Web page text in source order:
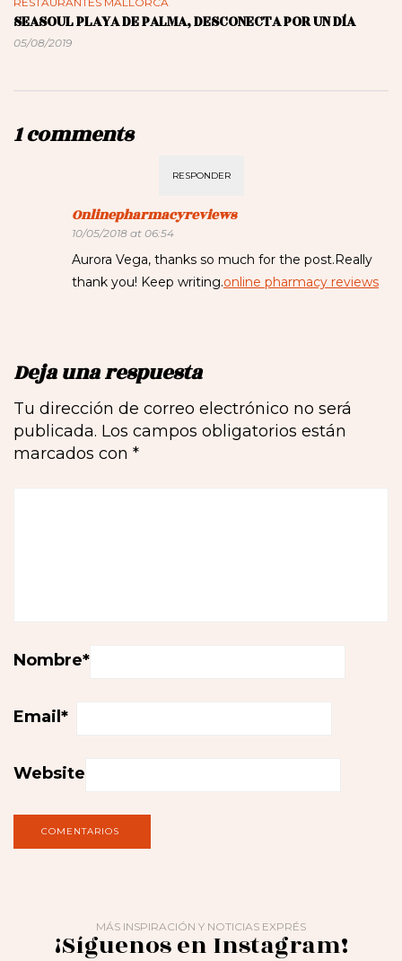
SEASOUL PLAYA DE PALMA, DESCONECTA POR UN DÍA
05/08/2019
1 comments
RESPONDER
Onlinepharmacyreviews
10/05/2018 at 06:54
Aurora Vega, thanks so much for the post.Really
thank you! Keep writing.online pharmacy reviews
Deja una respuesta
Tu dirección de correo electrónico no será
publicada. Los campos obligatorios están
marcados con *
Nombre*
Email*
Website
MÁS INSPIRACIÓN Y NOTICIAS EXPRÉS
¡Síguenos en Instagram!